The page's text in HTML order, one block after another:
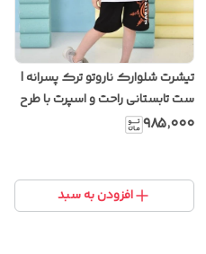
تیشرت شلوارک ناروتو ترک پسرانه |
ست تابستانی راحت و اسپرت با طرح
انیمه
۹۸۵٬۰۰۰
افزودن به سبد